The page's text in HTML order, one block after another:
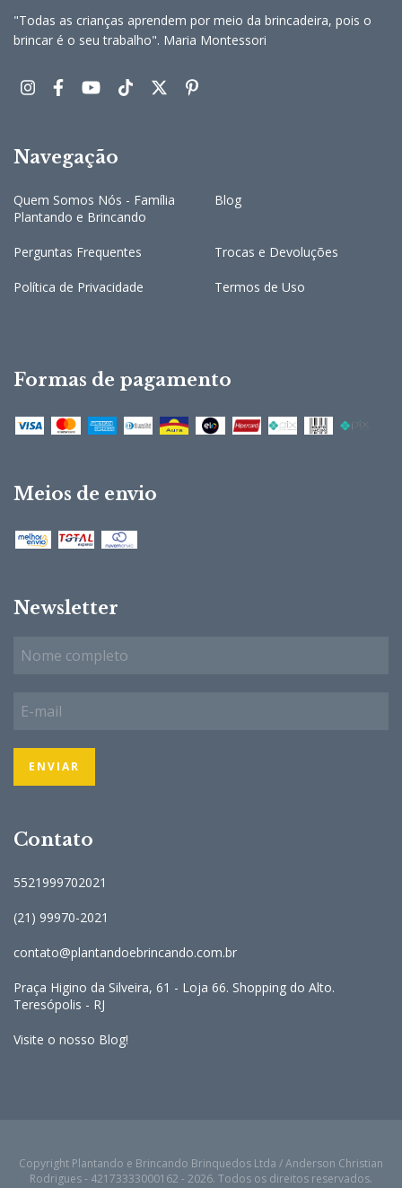
"Todas as crianças aprendem por meio da brincadeira, pois o
brincar é o seu trabalho". Maria Montessori
Navegação
Quem Somos Nós - Família
Plantando e Brincando
Blog
Perguntas Frequentes Trocas e Devoluções
Política de Privacidade Termos de Uso
Formas de pagamento
Meios de envio
Newsletter
Contato
5521999702021
(21) 99970-2021
contato@plantandoebrincando.com.br
Praça Higino da Silveira, 61 - Loja 66. Shopping do Alto.
Teresópolis - RJ
Visite o nosso Blog!
Copyright Plantando e Brincando Brinquedos Ltda / Anderson Christian
Rodrigues - 42173333000162 - 2026. Todos os direitos reservados.